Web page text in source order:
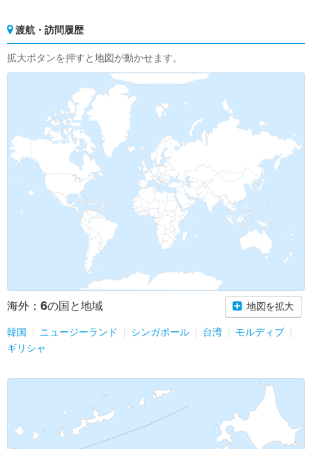
渡航・訪問履歴
拡大ボタンを押すと地図が動かせます。
海外： 6の国と地域 地図を拡大
韓国 ニュージーランド シンガポール 台湾
モルディブ
ギリシャ